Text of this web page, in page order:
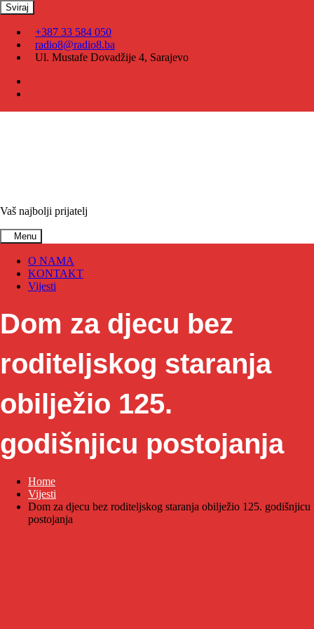
Skip
to
content
Sviraj
+387 33 584 050
radio8@radio8.ba
Ul. Mustafe Dovadžije 4, Sarajevo
Vaš najbolji prijatelj
Menu
O NAMA
KONTAKT
Vijesti
Dom za djecu bez
roditeljskog staranja
obilježio 125.
godišnjicu postojanja
Home
Vijesti
Dom za djecu bez roditeljskog staranja obilježio 125. godišnjicu
postojanja